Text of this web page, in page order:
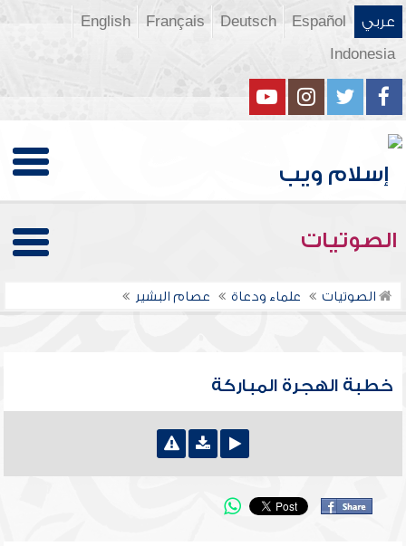
عربي Español
Deutsch
Français
English
Indonesia
الصوتيات
الصوتيات علماء ودعاة عصام البشير
خطبة الهجرة المباركة